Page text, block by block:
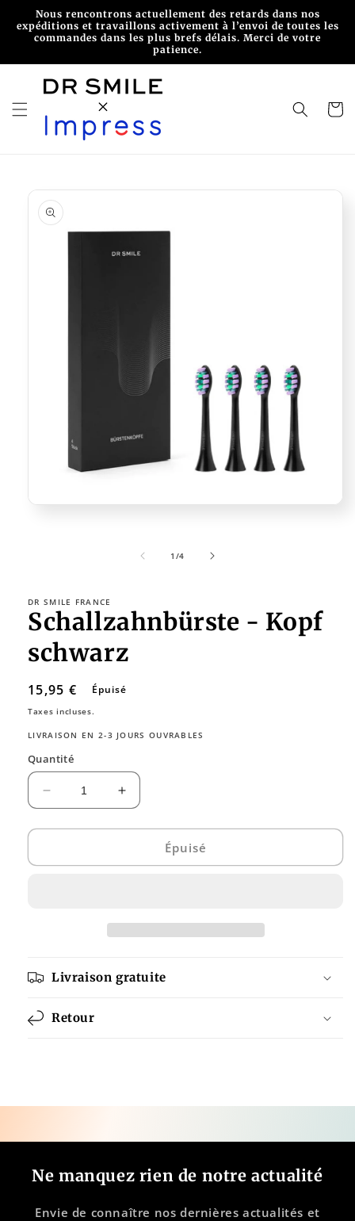
passer
au
contenu
Nous rencontrons actuellement des retards dans nos
expéditions et travaillons activement à l’envoi de toutes les
commandes dans les plus brefs délais. Merci de votre
patience.
Panier
Passer aux
informations
produits
1 /de
4
DR SMILE FRANCE
Schallzahnbürste - Kopf
schwarz
Prix
habituel
15,95 € Épuisé
Taxes incluses.
LIVRAISON EN 2-3 JOURS OUVRABLES
Quantité
Réduire
la
quantité
Schallzahnbürste
Augmenter
la
quantité
Schallzahnbürste
Épuisé
Livraison gratuite
Retour
Ne manquez rien de notre actualité
Envie de connaître nos dernières actualités et